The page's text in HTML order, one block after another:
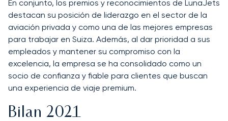
En conjunto, los premios y reconocimientos de LunaJets
destacan su posición de liderazgo en el sector de la
aviación privada y como una de las mejores empresas
para trabajar en Suiza. Además, al dar prioridad a sus
empleados y mantener su compromiso con la
excelencia, la empresa se ha consolidado como un
socio de confianza y fiable para clientes que buscan
una experiencia de viaje premium.
Bilan 2021